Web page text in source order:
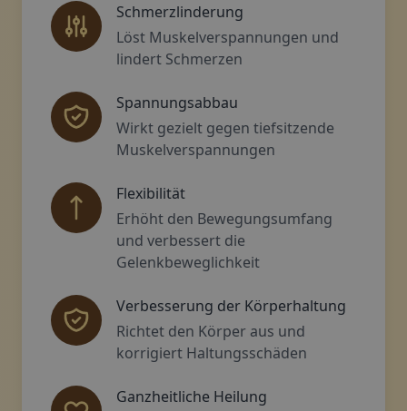
Schmerzlinderung
Löst Muskelverspannungen und
lindert Schmerzen
Spannungsabbau
Wirkt gezielt gegen tiefsitzende
Muskelverspannungen
Flexibilität
Erhöht den Bewegungsumfang
und verbessert die
Gelenkbeweglichkeit
Verbesserung der Körperhaltung
Richtet den Körper aus und
korrigiert Haltungsschäden
Ganzheitliche Heilung